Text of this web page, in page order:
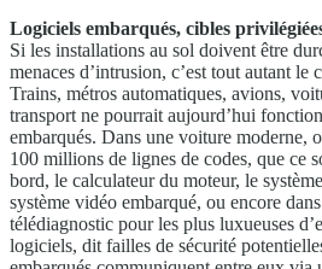
Logiciels embarqués, cibles
Si les installations au sol doivent être
menaces d’intrusion, c’est tout autant le
Trains, métros automatiques, avions,
transport ne pourrait aujourd’hui
embarqués. Dans une voiture moderne,
100 millions de lignes de codes, que ce
bord, le calculateur du moteur, le
système vidéo embarqué, ou encore
télédiagnostic pour les plus luxueuses
logiciels, dit failles de sécurité